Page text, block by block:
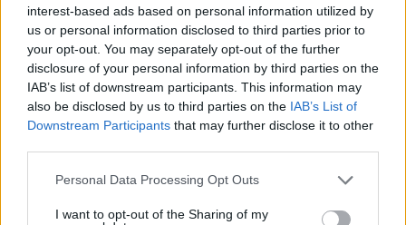
interest-based ads based on personal information utilized by
us or personal information disclosed to third parties prior to
your opt-out. You may separately opt-out of the further
disclosure of your personal information by third parties on the
IAB’s list of downstream participants. This information may
also be disclosed by us to third parties on the IAB’s List of
Downstream Participants that may further disclose it to other
Please note that this website/app uses one or more Google
not limited to your visit or usage behaviour. You may click to
Personal Data Processing Opt Outs
I want to opt-out of the Sharing of my
ΡΟΗ ΕΙΔΗΣΕΩΝ
Ειδήσεις Δημοφιλή Σχολιασμένα
Ο Φοίβος Δεληβοριάς αποχαιρετά τον Νίκο
Καλογερόπουλο: Δεν θα ξεχάσω ποτέ τι σήμανε η κάθε
του εμφάνιση στην καρδιά μου
Πεζεσκιάν: «Ενότητα» φέρεται να ζήτησε ο ανώτατος
πριν 7 λεπτά